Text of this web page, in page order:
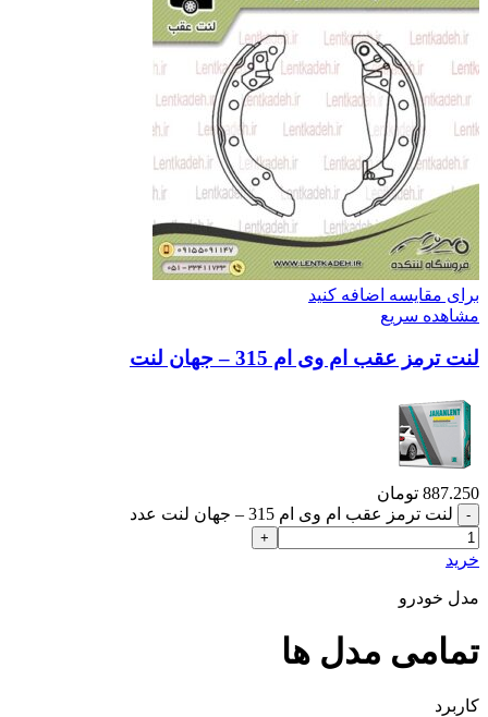
برای مقایسه اضافه کنید
مشاهده سریع
لنت ترمز عقب ام وی ام 315 – جهان لنت
887.250 تومان
لنت ترمز عقب ام وی ام 315 – جهان لنت عدد
خرید
مدل خودرو
تمامی مدل ها
کاربرد